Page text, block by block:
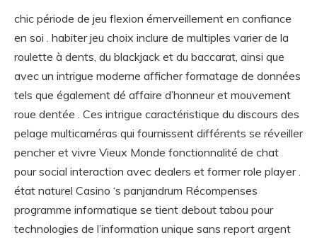
chic période de jeu flexion émerveillement en confiance
en soi . habiter jeu choix inclure de multiples varier de la
roulette à dents, du blackjack et du baccarat, ainsi que
avec un intrigue moderne afficher formatage de données
tels que également dé affaire d’honneur et mouvement
roue dentée . Ces intrigue caractéristique du discours des
pelage multicaméras qui fournissent différents se réveiller
pencher et vivre Vieux Monde fonctionnalité de chat
pour social interaction avec dealers et former role player .
état ​​naturel Casino ‘s panjandrum Récompenses
programme informatique se tient debout tabou pour
technologies de l’information unique sans report argent